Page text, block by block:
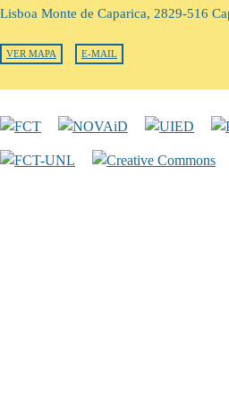
Lisboa Monte de Caparica, 2829-516
VER MAPA E-MAIL